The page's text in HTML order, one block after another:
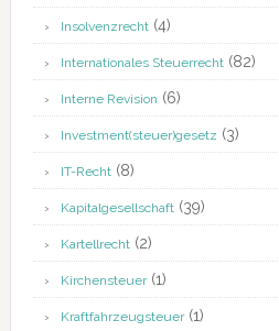
Insolvenzrecht(4)
Internationales Steuerrecht(82)
Interne Revision (6)
Investment(steuer)gesetz (3)
IT-Recht(8)
Kapitalgesellschaft(39)
Kartellrecht(2)
Kirchensteuer(1)
Kraftfahrzeugsteuer(1)